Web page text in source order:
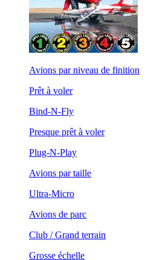
Avions par niveau de finition
Prêt à voler
Bind-N-Fly
Presque prêt à voler
Plug-N-Play
Avions par taille
Ultra-Micro
Avions de parc
Club / Grand terrain
Grosse échelle